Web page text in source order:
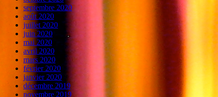
septembre 2020
août 2020
juillet 2020
juin 2020
mai 2020
avril 2020
mars 2020
février 2020
janvier 2020
décembre 2019
novembre 2019